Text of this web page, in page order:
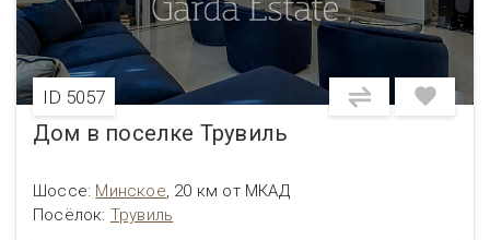
ID 5057
Дом в поселке Трувиль
Шоссе: Минское, 20 км от МКАД
Посёлок: Трувиль